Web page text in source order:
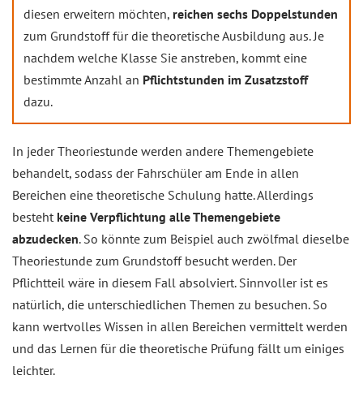
diesen erweitern möchten, reichen sechs Doppelstunden
zum Grundstoff für die theoretische Ausbildung aus. Je
nachdem welche Klasse Sie anstreben, kommt eine
bestimmte Anzahl an Pflichtstunden im Zusatzstoff
dazu.
In jeder Theoriestunde werden andere Themengebiete
behandelt, sodass der Fahrschüler am Ende in allen
Bereichen eine theoretische Schulung hatte. Allerdings
besteht keine Verpflichtung alle Themengebiete
abzudecken. So könnte zum Beispiel auch zwölfmal dieselbe
Theoriestunde zum Grundstoff besucht werden. Der
Pflichtteil wäre in diesem Fall absolviert. Sinnvoller ist es
natürlich, die unterschiedlichen Themen zu besuchen. So
kann wertvolles Wissen in allen Bereichen vermittelt werden
und das Lernen für die theoretische Prüfung fällt um einiges
leichter.